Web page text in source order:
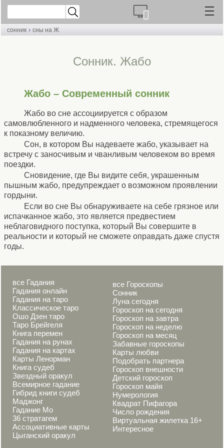
сонник › сны на Ж
Cонник. Жабо
Жабо – Современный сонник
Жабо во сне ассоциируется с образом
самовлюбленного и надменного человека, стремящегося
к показному величию.
Сон, в котором Вы надеваете жабо, указывает на
встречу с заносчивым и чванливым человеком во время
поездки.
Сновидение, где Вы видите себя, украшенным
пышным жабо, предупреждает о возможном проявлении
гордыни.
Если во сне Вы обнаруживаете на себе грязное или
испачканное жабо, это является предвестием
неблаговидного поступка, который Вы совершите в
реальности и который не сможете оправдать даже спустя
годы.
все Гадания
Гадания онлайн
Гадания на таро
Классическое таро
Ошо Дзен таро
Таро Брейгеля
Книга перемен
Гадания на рунах
Гадания на картах
Карты Ленорман
Книга судеб
Звездный оракул
Всемирное гадание
Гибрид книги судеб
Маджонг
Гадание Мо
36 стратагем
Ассоциативные карты
Цыганский оракул
все Гороскопы
Сонник
Луна сегодня
Гороскоп на сегодня
Гороскоп на завтра
Гороскоп на неделю
Гороскоп на месяц
Забавные гороскопы
Карты любви
Подобрать партнера
Гороскоп внешности
Детский гороскоп
Гороскоп майя
Нумерология
Квадрат Пифагора
Число рождения
Виртуальная жилетка 16+
Интересное